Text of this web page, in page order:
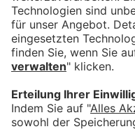
Online